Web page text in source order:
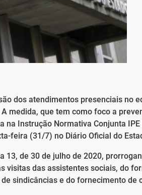
dos atendimentos presenciais no
medida, que tem como foco a
Instrução Normativa Conjunta IPE
feira (31/7) no Diário Oficial do
13, de 30 de julho de 2020,
visitas das assistentes sociais, do
sindicâncias e do fornecimento de